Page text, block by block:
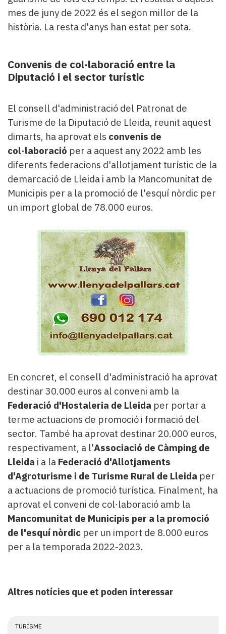
mes de juny de 2022 és el segon millor de la
història. La resta d'anys han estat per sota.
Convenis de col·laboració entre la
Diputació i el sector turístic
El consell d'administració del Patronat de
Turisme de la Diputació de Lleida, reunit aquest
dimarts, ha aprovat els convenis de
col·laboració per a aquest any 2022 amb les
diferents federacions d'allotjament turístic de la
demarcació de Lleida i amb la Mancomunitat de
Municipis per a la promoció de l'esquí nòrdic per
un import global de 78.000 euros.
En concret, el consell d'administració ha aprovat
destinar 30.000 euros al conveni amb la
Federació d'Hostaleria de Lleida per portar a
terme actuacions de promoció i formació del
sector. També ha aprovat destinar 20.000 euros,
respectivament, a l'Associació de Càmping de
Lleida i a la Federació d'Allotjaments
d'Agroturisme i de Turisme Rural de Lleida per
a actuacions de promoció turística. Finalment, ha
aprovat el conveni de col·laboració amb la
Mancomunitat de Municipis per a la promoció
de l'esquí nòrdic per un import de 8.000 euros
per a la temporada 2022-2023.
Altres notícies que et poden interessar
TURISME